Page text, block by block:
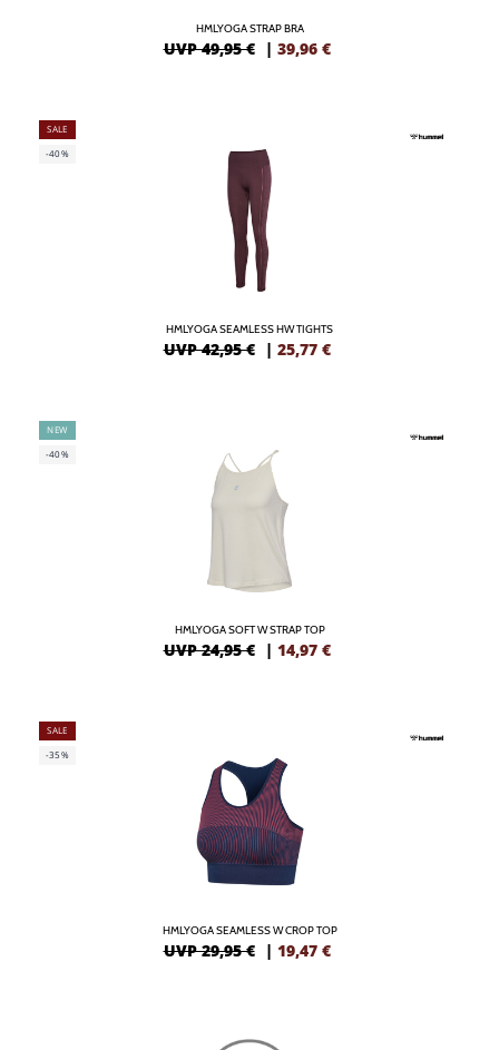
HMLYOGA STRAP BRA
UVP 49,95 € | 39,96 €
SALE
-40%
HMLYOGA SEAMLESS HW TIGHTS
UVP 42,95 € | 25,77 €
NEW
-40%
HMLYOGA SOFT W STRAP TOP
UVP 24,95 € | 14,97 €
SALE
-35%
HMLYOGA SEAMLESS W CROP TOP
UVP 29,95 € | 19,47 €